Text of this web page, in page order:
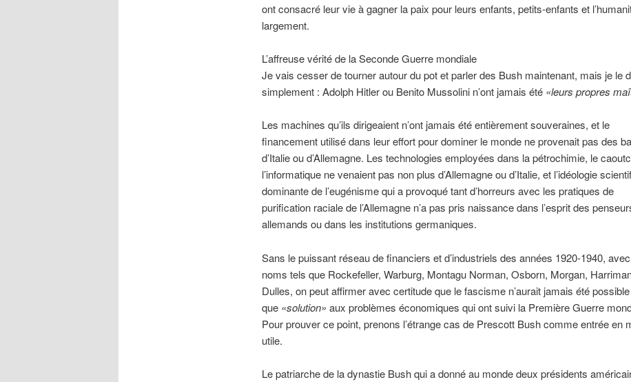
ont consacré leur vie à gagner la paix pour leurs enfants, petits-enfants et
largement.
L’affreuse vérité de la Seconde Guerre mondiale
Je vais cesser de tourner autour du pot et parler des Bush maintenant, mais je le
simplement : Adolph Hitler ou Benito Mussolini n’ont jamais été«leurs propres
Les machines qu’ils dirigeaient n’ont jamais été entièrement souveraines, et le
financement utilisé dans leur effort pour dominer le monde ne provenait pas des
d’Italie ou d’Allemagne. Les technologies employées dans la pétrochimie, le
l’informatique ne venaient pas non plus d’Allemagne ou d’Italie, et l’idéologie
dominante de l’eugénisme qui a provoqué tant d’horreurs avec les pratiques de
purification raciale de l’Allemagne n’a pas pris naissance dans l’esprit des
allemands ou dans les institutions germaniques.
Sans le puissant réseau de financiers et d’industriels des années 1920-1940,
noms tels que Rockefeller, Warburg, Montagu Norman, Osborn, Morgan,
Dulles, on peut affirmer avec certitude que le fascisme n’aurait jamais été
que «solution» aux problèmes économiques qui ont suivi la Première Guerre
Pour prouver ce point, prenons l’étrange cas de Prescott Bush comme entrée en
utile.
Le patriarche de la dynastie Bush qui a donné au monde deux présidents